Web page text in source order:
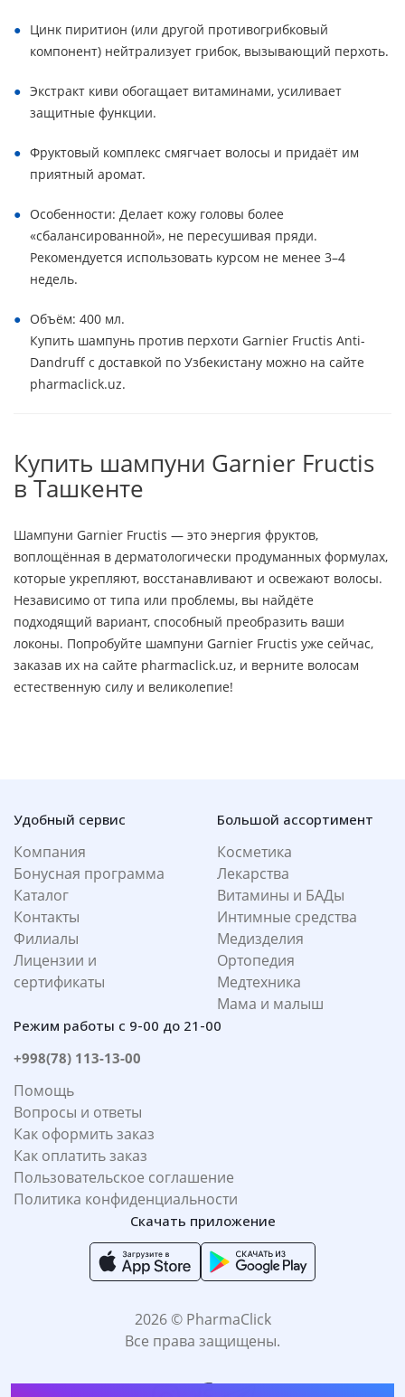
Цинк пиритион (или другой противогрибковый
компонент) нейтрализует грибок, вызывающий перхоть.
Экстракт киви обогащает витаминами, усиливает
защитные функции.
Фруктовый комплекс смягчает волосы и придаёт им
приятный аромат.
Особенности: Делает кожу головы более
«сбалансированной», не пересушивая пряди.
Рекомендуется использовать курсом не менее 3–4
недель.
Объём: 400 мл.
Купить шампунь против перхоти Garnier Fructis Anti-
Dandruff с доставкой по Узбекистану можно на сайте
pharmaclick.uz.
Купить шампуни Garnier Fructis
в Ташкенте
Шампуни Garnier Fructis — это энергия фруктов,
воплощённая в дерматологически продуманных формулах,
которые укрепляют, восстанавливают и освежают волосы.
Независимо от типа или проблемы, вы найдёте
подходящий вариант, способный преобразить ваши
локоны. Попробуйте шампуни Garnier Fructis уже сейчас,
заказав их на сайте pharmaclick.uz, и верните волосам
естественную силу и великолепие!
Удобный сервис
Компания
Бонусная программа
Каталог
Контакты
Филиалы
Лицензии и
сертификаты
Большой ассортимент
Косметика
Лекарства
Витамины и БАДы
Интимные средства
Медизделия
Ортопедия
Медтехника
Мама и малыш
Режим работы с 9-00 до 21-00
+998(78) 113-13-00
Помощь
Вопросы и ответы
Как оформить заказ
Как оплатить заказ
Пользовательское соглашение
Политика конфиденциальности
Скачать приложение
2026 © PharmaClick
Все права защищены.